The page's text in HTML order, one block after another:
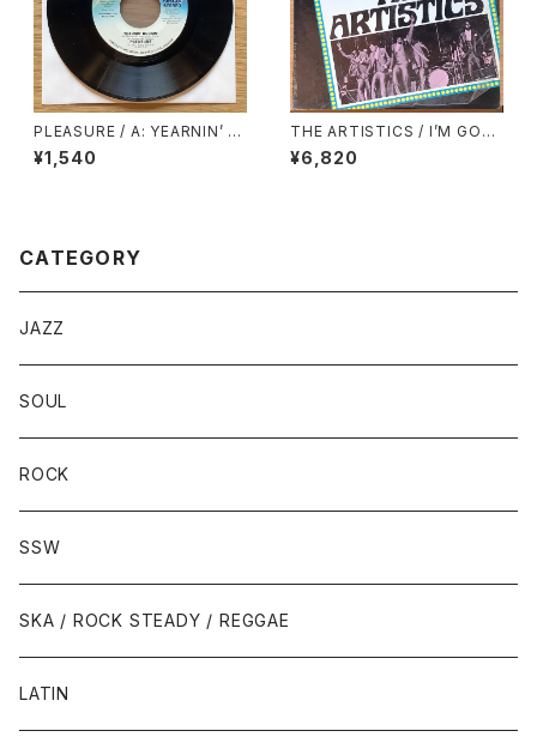
PLEASURE / A: YEARNIN’ B
URNIN’ (STEREO) / B: YEAR
NIN’ BURNIN’ (MONO)
¥1,540
THE ARTISTICS / I’M GON
NA MISS YOU
¥6,820
CATEGORY
JAZZ
SOUL
ROCK
SSW
SKA / ROCK STEADY / REGGAE
LATIN